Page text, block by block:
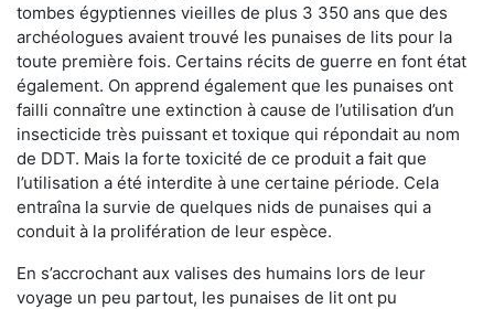
tombes égyptiennes vieilles de plus 3 350 ans que des
archéologues avaient trouvé les punaises de lits pour la
toute première fois. Certains récits de guerre en font état
également. On apprend également que les punaises ont
failli connaître une extinction à cause de l’utilisation d’un
insecticide très puissant et toxique qui répondait au nom
de DDT. Mais la forte toxicité de ce produit a fait que
l’utilisation a été interdite à une certaine période. Cela
entraîna la survie de quelques nids de punaises qui a
conduit à la prolifération de leur espèce.
En s’accrochant aux valises des humains lors de leur
voyage un peu partout, les punaises de lit ont pu